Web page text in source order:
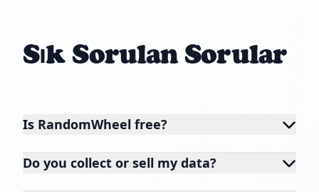
Sık Sorulan Sorular
Is RandomWheel free?
Do you collect or sell my data?